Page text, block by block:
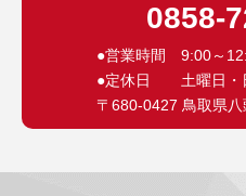
0858-
●営業時間 9:00～
●定休日 土曜日・
〒680-0427 鳥取県